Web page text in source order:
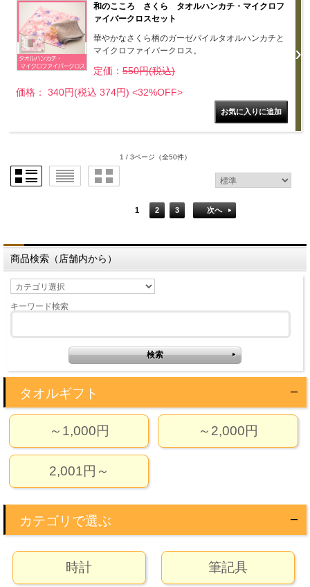
和のこころ さくら タオルハンカチ・マイクロフ
ァイバークロスセット
華やかなさくら柄のガーゼパイルタオルハンカチと
マイクロファイバークロス。
定価： 550円(税込)
価格： 340円(税込 374円) <32%OFF>
1 / 3ページ （全50件）
1 2 3 次へ
商品検索（店舗内から）
キーワード検索
タオルギフト
～1,000円
2,001円～
～2,000円
カテゴリで選ぶ
時計 筆記具